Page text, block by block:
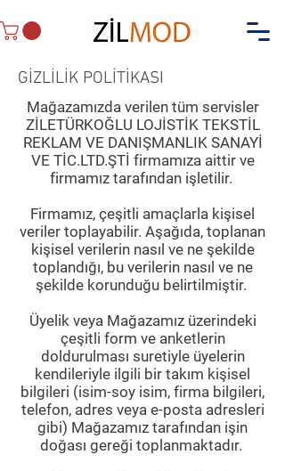
GİZLİLİK POLİTİKASI
Mağazamızda verilen tüm servisler
ZİLETÜRKOĞLU LOJİSTİK TEKSTİL
REKLAM VE DANIŞMANLIK SANAYİ
VE TİC.LTD.ŞTİ firmamıza aittir ve
firmamız tarafından işletilir.
Firmamız, çeşitli amaçlarla kişisel
veriler toplayabilir. Aşağıda, toplanan
kişisel verilerin nasıl ve ne şekilde
toplandığı, bu verilerin nasıl ve ne
şekilde korunduğu belirtilmiştir.
Üyelik veya Mağazamız üzerindeki
çeşitli form ve anketlerin
doldurulması suretiyle üyelerin
kendileriyle ilgili bir takım kişisel
bilgileri (isim-soy isim, firma bilgileri,
telefon, adres veya e-posta adresleri
gibi) Mağazamız tarafından işin
doğası gereği toplanmaktadır.